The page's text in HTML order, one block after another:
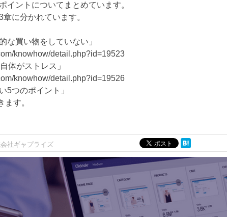
イントについてまとめています。
に分かれています。
な買い物をしていない」
knowhow/detail.php?id=19523
体がストレス」
knowhow/detail.php?id=19526
い5つのポイント」
す。
社ギャプライズ